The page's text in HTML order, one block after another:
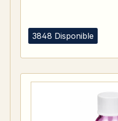
3848 Disponible